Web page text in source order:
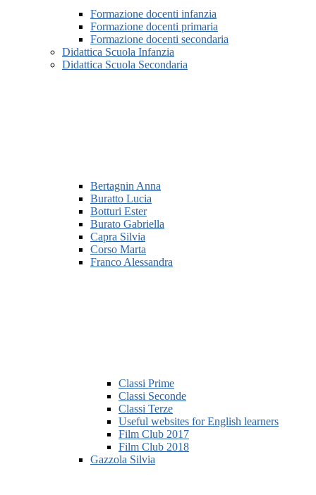
Formazione docenti infanzia
Formazione docenti primaria
Formazione docenti secondaria
Didattica Scuola Infanzia
Didattica Scuola Secondaria
Bertagnin Anna
Buratto Lucia
Botturi Ester
Burato Gabriella
Capra Silvia
Corso Marta
Franco Alessandra
Classi Prime
Classi Seconde
Classi Terze
Useful websites for English learners
Film Club 2017
Film Club 2018
Gazzola Silvia